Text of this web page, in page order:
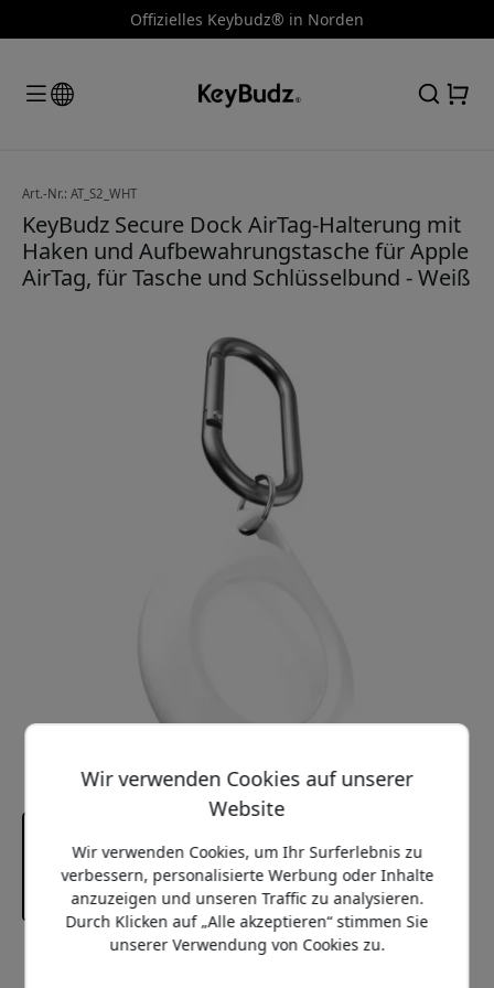
Offizielles Keybudz® in Norden
Art.-Nr.: AT_S2_WHT
KeyBudz Secure Dock AirTag-Halterung mit
Haken und Aufbewahrungstasche für Apple
AirTag, für Tasche und Schlüsselbund - Weiß
Empfohlener Preis
Wir verwenden Cookies auf unserer
Website
Wir verwenden Cookies, um Ihr Surferlebnis zu
verbessern, personalisierte Werbung oder Inhalte
anzuzeigen und unseren Traffic zu analysieren.
Durch Klicken auf „Alle akzeptieren“ stimmen Sie
unserer Verwendung von Cookies zu.